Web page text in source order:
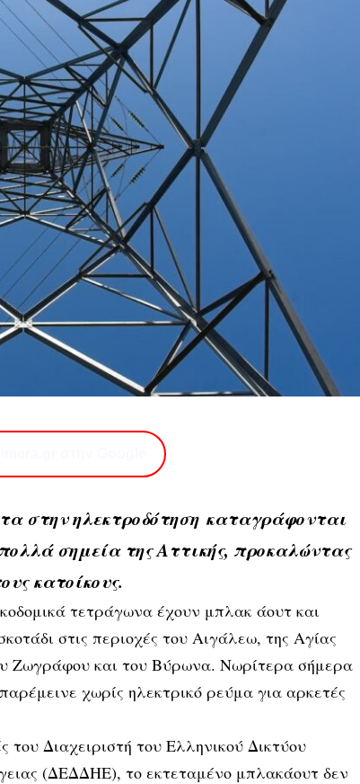
στην ηλεκτροδότηση καταγράφονται
σημεία της Αττικής, προκαλώντας
κατοίκους.
τετράγωνα έχουν μπλακ άουτ και
στις περιοχές του Αιγάλεω, της Αγίας
Ζωγράφου και του Βύρωνα. Νωρίτερα σήμερα
χωρίς ηλεκτρικό ρεύμα για αρκετές
Διαχειριστή του Ελληνικού Δικτύου
(ΔΕΔΔΗΕ), το εκτεταμένο μπλακάουτ δεν